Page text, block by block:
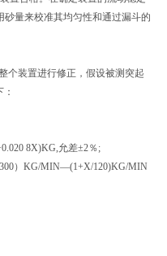
量来校准其均匀性和通过漏斗的
个装置进行修正，假设被测突起
8X)KG,允差±2％;
）KG/MIN―(1+X/120)KG/MIN